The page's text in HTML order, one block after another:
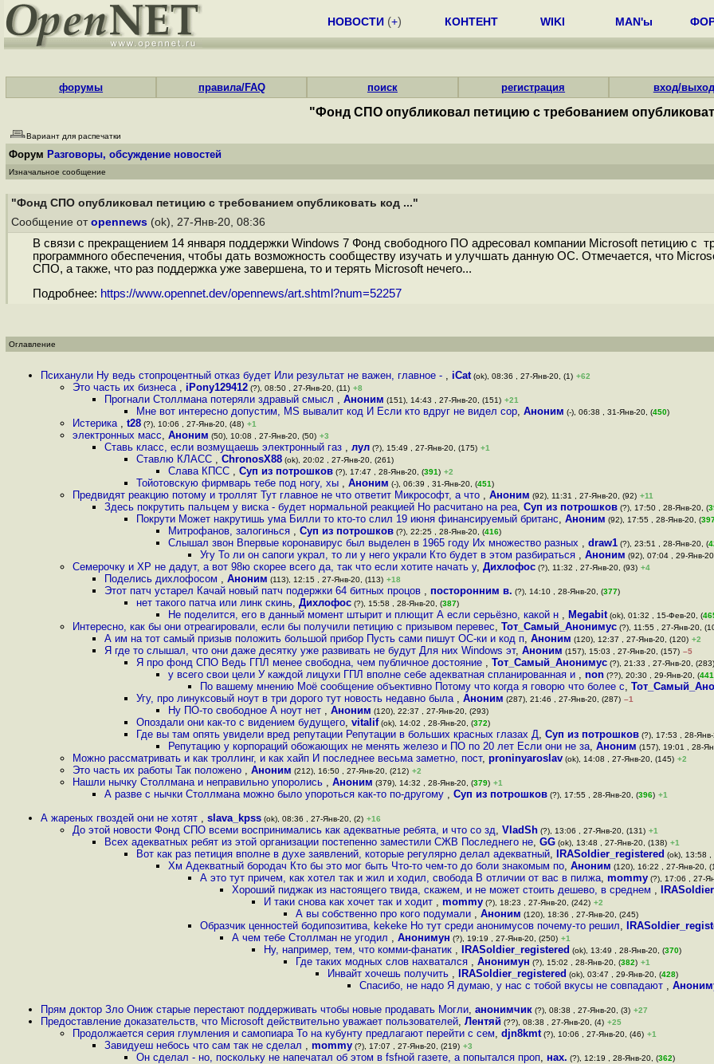
НОВОСТИ (+) КОНТЕНТ WIKI MAN'ы
форумы правила/FAQ поиск регистрация вход/выход
"Фонд СПО опубликовал петицию с требованием
Вариант для распечатки
Форум Разговоры, обсуждение новостей
Изначальное сообщение
"Фонд СПО опубликовал петицию с требованием опубликовать код ..."
Сообщение от opennews (ok), 27-Янв-20, 08:36
В связи с прекращением 14 января поддержки Windows 7 Фонд свободного ПО адресовал компании Microsoft петицию с
программного обеспечения, чтобы дать возможность сообществу изучать и улучшать данную ОС. Отмечается, что
СПО, а также, что раз поддержка уже завершена, то и терять Microsoft нечего...
Подробнее: https://www.opennet.dev/opennews/art.shtml?num=52257
Оглавление
Психанули Ну ведь стопроцентный отказ будет Или результат не важен, главное - , iCat (ok), 08:36 , 27-Янв-20, (1) +62
Это часть их бизнеса , iPony129412 (?), 08:50 , 27-Янв-20, (11) +8
Прогнали Столлмана потеряли здравый смысл , Аноним (151), 14:43 , 27-Янв-20, (151) +21
Мне вот интересно допустим, MS вывалит код И Если кто вдруг не видел сор, Аноним (-), 06:38 , 31-Янв-20, (450)
Истерика , t28 (?), 10:06 , 27-Янв-20, (48) +1
электронных масс, Аноним (50), 10:08 , 27-Янв-20, (50) +3
Ставь класс, если возмущаешь электронный газ , лул (?), 15:49 , 27-Янв-20, (175) +1
Ставлю КЛАСС , ChronosX88 (ok), 20:02 , 27-Янв-20, (261)
Слава КПСС , Суп из потрошков (?), 17:47 , 28-Янв-20, (391) +2
Тойотовскую фирмварь тебе под ногу, хы , Аноним (-), 06:39 , 31-Янв-20, (451)
Предвидят реакцию потому и троллят Тут главное не что ответит Микрософт, а что , Аноним (92), 11:31 , 27-Янв-20, (92) +11
Здесь покрутить пальцем у виска - будет нормальной реакцией Но расчитано на реа, Суп из потрошков (?), 17:50 , 28-Янв-20, (
Покрути Может накрутишь ума Билли то кто-то слил 19 июня финансируемый британс, Аноним (92), 17:55 , 28-Янв-20, (
Митрофанов, залогинься , Суп из потрошков (?), 22:25 , 28-Янв-20, (416)
Слышал звон Впервые коронавирус был выделен в 1965 году Их множество разных , draw1 (?), 23:51 , 28-Янв-20, (
Угу То ли он сапоги украл, то ли у него украли Кто будет в этом разбираться , Аноним (92), 07:04 , 29-Янв-
Семерочку и ХР не дадут, а вот 98ю скорее всего да, так что если хотите начать у, Дихлофос (?), 11:32 , 27-Янв-20, (93) +4
Поделись дихлофосом , Аноним (113), 12:15 , 27-Янв-20, (113) +18
Этот патч устарел Качай новый патч подержки 64 битных процов , посторонним в. (?), 14:10 , 28-Янв-20, (377)
нет такого патча или линк скинь, Дихлофос (?), 15:58 , 28-Янв-20, (387)
Не поделится, его в данный момент штырит и плющит А если серьёзно, какой н , Megabit (ok), 01:32 , 15-Фев-20, (
Интересно, как бы они отреагировали, если бы получили петицию с призывом перевес, Тот_Самый_Анонимус (?), 11:55 , 27-Янв-20,
А им на тот самый призыв положить большой прибор Пусть сами пишут ОС-ки и код п, Аноним (120), 12:37 , 27-Янв-20, (120) +2
Я где то слышал, что они даже десятку уже развивать не будут Для них Windows эт, Аноним (157), 15:03 , 27-Янв-20, (157) –5
Я про фонд СПО Ведь ГПЛ менее свободна, чем публичное достояние , Тот_Самый_Анонимус (?), 21:33 , 27-Янв-20, (283)
у всего свои цели У каждой лицухи ГПЛ вполне себе адекватная спланированная и , non (??), 20:30 , 29-Янв-20, (441
По вашему мнению Моё сообщение объективно Потому что когда я говорю что более с,
Угу, про линуксовый ноут в три дорого тут новость недавно была , Аноним (287), 21:46 , 27-Янв-20, (287) –1
Ну ПО-то свободное А ноут нет , Аноним (120), 22:37 , 27-Янв-20, (293)
Опоздали они как-то с видением будущего, vitalif(ok), 14:02 , 28-Янв-20, (372)
Где вы там опять увидели вред репутации Репутации в больших красных глазах Д, Суп из потрошков (?), 17:53 , 28-
Репутацию у корпораций обожающих не менять железо и ПО по 20 лет Если они не за, Аноним (157), 19:01 , 28-
Можно рассматривать и как троллинг, и как хайп И последнее весьма заметно, пост, proninyaroslav (ok), 14:08 , 27-Янв-20, (145) +2
Это часть их работы Так положено , Аноним (212), 16:50 , 27-Янв-20, (212) +2
Нашли нычку Столлмана и неправильно yпоролись , Аноним (379), 14:32 , 28-Янв-20, (379) +1
А разве с нычки Столлмана можно было упороться как-то по-другому , Суп из потрошков (?), 17:55 , 28-Янв-20, (396) +1
А жареных гвоздей они не хотят , slava_kpss (ok), 08:36 , 27-Янв-20, (2) +16
До этой новости Фонд СПО всеми воспринимались как адекватные ребята, и что со зд, VladSh (?), 13:06 , 27-Янв-20, (131) +1
Всех адекватных ребят из этой организации постепенно заместили СЖВ Последнего не, GG (ok), 13:48 , 27-Янв-20, (138) +1
Вот как раз петиция вполне в духе заявлений, которые регулярно делал адекватный, IRASoldier_registered (ok), 13:58 ,
Хм Адекватный бородач Кто бы это мог быть Что-то чем-то до боли знакомым по, Аноним (120), 16:22 , 27-Янв-20,
А это тут причем, как хотел так и жил и ходил, свобода В отличии от вас в пилжа, mommy (?), 17:06 , 27-
Хороший пиджак из настоящего твида, скажем, и не может стоить дешево, в среднем ,
И таки снова как хочет так и ходит , mommy (?), 18:23 , 27-Янв-20, (242) +2
А вы собственно про кого подумали , Аноним (120), 18:36 , 27-Янв-20, (245)
Образчик ценностей бодипозитива, kekeke Но тут среди анонимусов почему-то решил,
А чем тебе Столлман не угодил , Анонимун (?), 19:19 , 27-Янв-20, (250) +1
Ну, например, тем, что комми-фанатик , IRASoldier_registered (ok), 13:49 , 28-Янв-20, (370)
Где таких модных слов нахватался , Анонимун (?), 15:02 , 28-Янв-20, (382) +1
Инвайт хочешь получить , IRASoldier_registered (ok), 03:47 , 29-Янв-20, (428)
Спасибо, не надо Я думаю, у нас с тобой вкусы не совпадают ,
Прям доктор Зло Ониж старые перестают поддерживать чтобы новые продавать Могли, анонимчик (?), 08:38 , 27-Янв-20, (3) +27
Предоставление доказательств, что Microsoft действительно уважает пользователей, Лентяй (??), 08:38 , 27-Янв-20, (4) +25
Продолжается серия глумления и самопиара То на кубунту предлагают перейти с сем, djn8kmt (?), 10:06 , 27-Янв-20, (46) +1
Завидуеш небось что сам так не сделал , mommy (?), 17:07 , 27-Янв-20, (219) +3
Он сделал - но, поскольку не напечатал об этом в fsfной газете, а попытался проп, нах. (?), 12:19 , 28-Янв-20, (362)